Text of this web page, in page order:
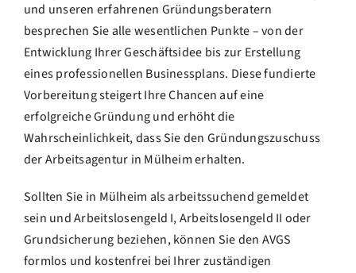
und unseren erfahrenen Gründungsberatern
besprechen Sie alle wesentlichen Punkte – von der
Entwicklung Ihrer Geschäftsidee bis zur Erstellung
eines professionellen Businessplans. Diese fundierte
Vorbereitung steigert Ihre Chancen auf eine
erfolgreiche Gründung und erhöht die
Wahrscheinlichkeit, dass Sie den Gründungszuschuss
der Arbeitsagentur in Mülheim erhalten.
Sollten Sie in Mülheim als arbeitssuchend gemeldet
sein und Arbeitslosengeld I, Arbeitslosengeld II oder
Grundsicherung beziehen, können Sie den AVGS
formlos und kostenfrei bei Ihrer zuständigen